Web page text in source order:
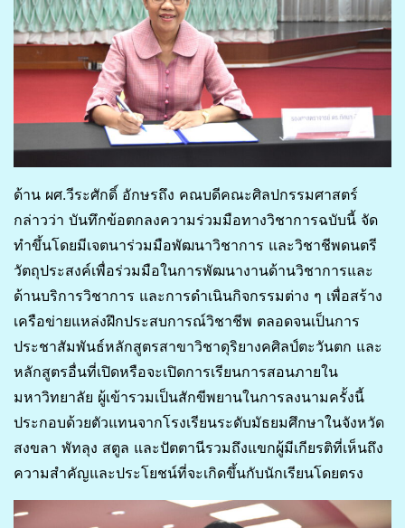
ด้าน ผศ.วีระศักดิ์ อักษรถึง คณบดีคณะศิลปกรรมศาสตร์
กล่าวว่า บันทึกข้อตกลงความร่วมมือทางวิชาการฉบับนี้ จัด
ทำขึ้นโดยมีเจตนาร่วมมือพัฒนาวิชาการ และวิชาชีพดนตรี
วัตถุประสงค์เพื่อร่วมมือในการพัฒนางานด้านวิชาการและ
ด้านบริการวิชาการ และการดำเนินกิจกรรมต่าง ๆ เพื่อสร้าง
เครือข่ายแหล่งฝึกประสบการณ์วิชาชีพ ตลอดจนเป็นการ
ประชาสัมพันธ์หลักสูตรสาขาวิชาดุริยางคศิลป์ตะวันตก และ
หลักสูตรอื่นที่เปิดหรือจะเปิดการเรียนการสอนภายใน
มหาวิทยาลัย ผู้เข้ารวมเป็นสักขีพยานในการลงนามครั้งนี้
ประกอบด้วยตัวแทนจากโรงเรียนระดับมัธยมศึกษาในจังหวัด
สงขลา พัทลุง สตูล และปัตตานีรวมถึงแขกผู้มีเกียรติที่เห็นถึง
ความสำคัญและประโยชน์ที่จะเกิดขึ้นกับนักเรียนโดยตรง